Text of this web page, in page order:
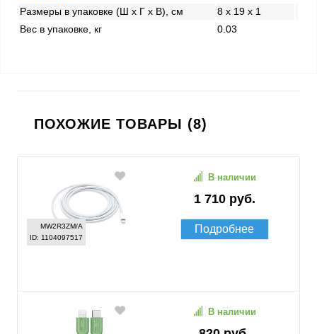
Размеры в упаковке (Ш x Г x В), см
8 x 19 x 1
Вес в упаковке, кг
0.03
ПОХОЖИЕ ТОВАРЫ (8)
MW2R3ZM/A
ID: 1104097517
1 710 руб.
В наличии
Подробнее
В наличии